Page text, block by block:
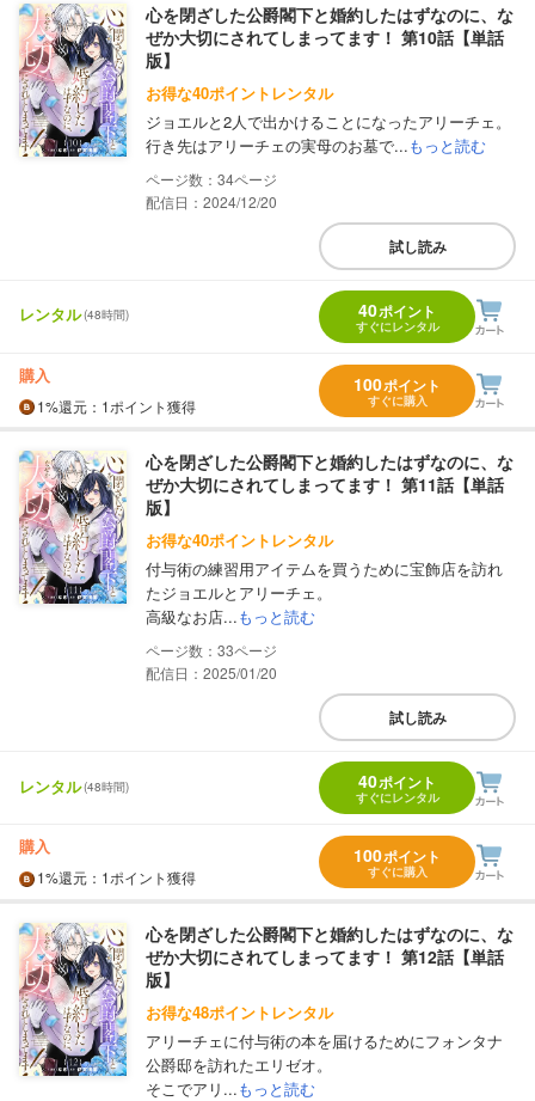
心を閉ざした公爵閣下と婚約したはずなのに、な
ぜか大切にされてしまってます！ 第10話【単話
版】
お得な40ポイントレンタル
ジョエルと2人で出かけることになったアリーチェ。
行き先はアリーチェの実母のお墓で...もっと読む
34
配信日：2024/12/20
試し読み
レンタル(48時間) 40ポイント
すぐにレンタル
購入
1%還元 ：1ポイント獲得
100ポイント
すぐに購入
心を閉ざした公爵閣下と婚約したはずなのに、な
ぜか大切にされてしまってます！ 第11話【単話
版】
お得な40ポイントレンタル
付与術の練習用アイテムを買うために宝飾店を訪れ
たジョエルとアリーチェ。
高級なお店...もっと読む
33
配信日：2025/01/20
試し読み
レンタル(48時間) 40ポイント
すぐにレンタル
購入
1%還元 ：1ポイント獲得
100ポイント
すぐに購入
心を閉ざした公爵閣下と婚約したはずなのに、な
ぜか大切にされてしまってます！ 第12話【単話
版】
お得な48ポイントレンタル
アリーチェに付与術の本を届けるためにフォンタナ
公爵邸を訪れたエリゼオ。
そこでアリ...もっと読む